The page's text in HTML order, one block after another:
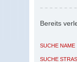
Bereits
SUCHE NAME
SUCHE